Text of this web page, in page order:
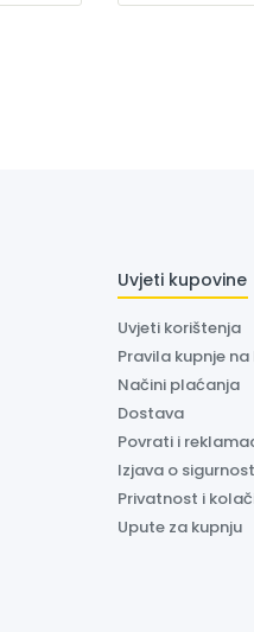
Uvjeti kupovine
Uvjeti korištenja
Pravila kupnje
Načini plaćanja
Dostava
Povrati i
Izjava o
Privatnost i
Upute za kupnju